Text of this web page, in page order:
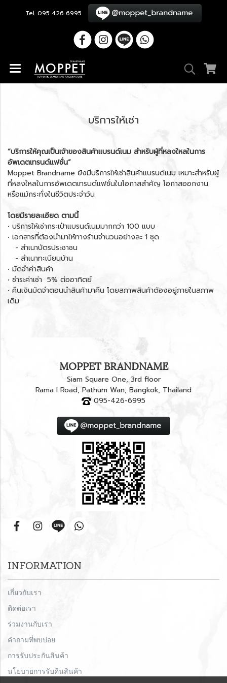
Tel. 095 426 6995
บริการให้เช่า
“บริการให้คุณเป็นเจ้าของสินค้าแบรนด์เนม สำหรับผู้ที่หลงใหลในการ
อัพเดตเทรนด์แฟชั่น”
Moppet Brandname ยังมีบริการให้เช่าสินค้าแบรนด์เนม เหมาะสำหรับผู้
ที่หลงใหลในการอัพเดตเทรนด์แฟชั่นในโอกาสสำคัญ โอกาสออกงาน
หรือแม้กระทั่งในชีวิตประจำวัน
โดยมีรายละเอียด ตามนี้
• บริการให้เช่ากระเป๋าแบรนด์เนมมากกว่า 100 แบบ
• เอกสารที่ต้องนำมาให้ทางร้านจำนวนอย่างละ 1 ชุด
- สำเนาบัตรประชาชน
- สำเนาทะเบียนบ้าน
• มัดจำค่าสินค้า
• ชำระค่าเช่า 5% ต่ออาทิตย์
• คืนเงินมัดจำตอนนำสินค้ามาคืน โดยสภาพสินค้าต้องอยู่ภายในสภาพ
เดิม
MOPPET BRANDNAME
Siam Square One, 3rd floor
Rama I Road, Pathum Wan, Bangkok, Thailand
095-426-6995
INFORMATION
เกี่ยวกับเรา
ติดต่อเรา
ร่วมงานกับเรา
คำถามที่พบบ่อย
การรับประกันสินค้า
นโยบายการรับคืนสินค้า